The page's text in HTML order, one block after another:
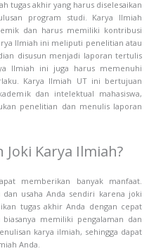
tugas akhir yang harus diselesaikan
program studi. Karya Ilmiah
dan harus memiliki kontribusi
Ilmiah ini meliputi penelitian atau
disusun menjadi laporan tertulis
Ilmiah ini juga harus memenuhi
Karya Ilmiah UT ini bertujuan
dan intelektual mahasiswa,
penelitian dan menulis laporan
Karya Ilmiah?
memberikan banyak manfaat.
usaha Anda sendiri karena joki
tugas akhir Anda dengan cepat
memiliki pengalaman dan
karya ilmiah, sehingga dapat
Anda.